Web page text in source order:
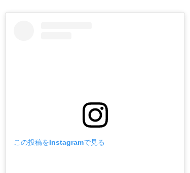
この投稿をInstagramで見る